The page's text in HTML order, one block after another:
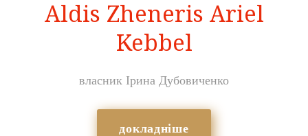
Aldis Zheneris Ariel
Kebbel
власник Ірина Дубовиченко
докладніше